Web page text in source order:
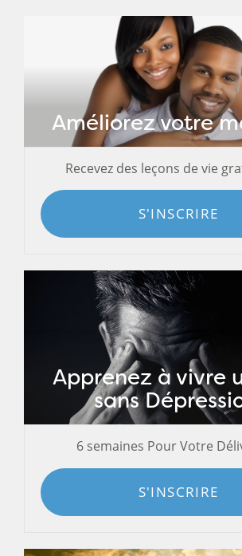
Améliorez votre
Recevez des leçons de vie
S'INSCRIRE
Apprenez à vivre
sans
6 semaines Pour Votre
S'INSCRIRE